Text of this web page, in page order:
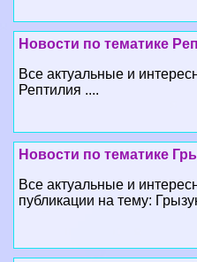
Новости по тематике
Все актуальные и
Рептилия ....
Новости по тематике
Все актуальные и
публикации на тему: